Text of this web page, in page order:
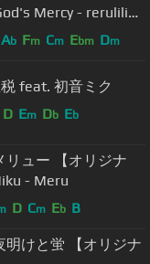
Mercy - rerulili
Ab Fm Cm Ebm Dm
feat. 初音ミク
D Em Db Eb
【オリジナ
- Meru
D Cm Eb B
明けと蛍 【オリジナ